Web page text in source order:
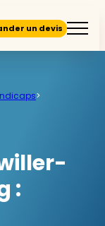
un devis
>
: